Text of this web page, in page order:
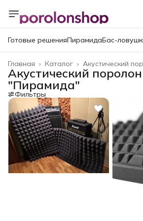
Готовые решенияПирамидаБас-
Акустический
Каталог ›
Главная ›
Акустический поролон
"Пирамида"
Фильтры